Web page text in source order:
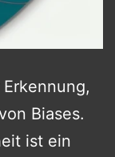
Biases.
ist ein